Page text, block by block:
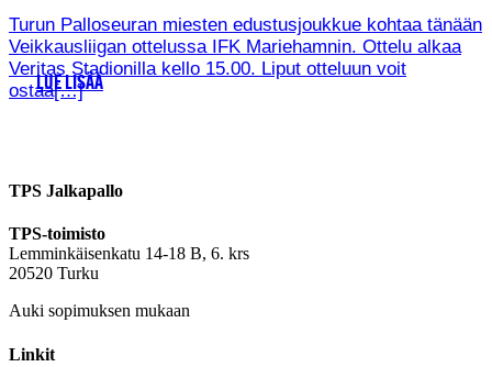
Turun Palloseuran miesten edustusjoukkue kohtaa tänään
Veikkausliigan ottelussa IFK Mariehamnin. Ottelu alkaa
Veritas Stadionilla kello 15.00. Liput otteluun voit
ostaa[…]
LUE LISÄÄ
TPS Jalkapallo
TPS-toimisto
Lemminkäisenkatu 14-18 B, 6. krs
20520 Turku
Auki sopimuksen mukaan
Linkit